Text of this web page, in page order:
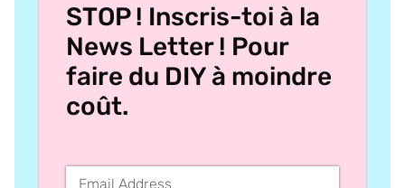
STOP ! Inscris-toi à la
News Letter ! Pour
faire du DIY à moindre
coût.